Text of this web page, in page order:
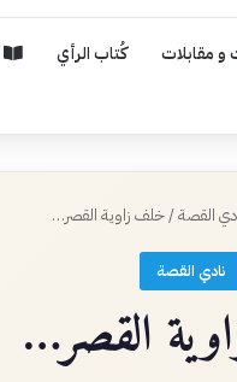
و مقابلات كُتاب الرأي
القصة/خلف زاوية القصر…
نادي القصة
القصر…